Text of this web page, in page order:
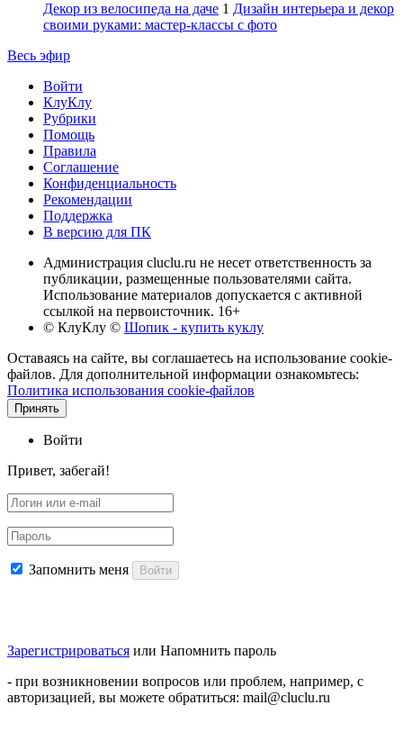
Декор из велосипеда на даче 1 Дизайн интерьера и декор
своими руками: мастер-классы с фото
Весь эфир
Войти
КлуКлу
Рубрики
Помощь
Правила
Соглашение
Конфиденциальность
Рекомендации
Поддержка
В версию для ПК
Администрация cluclu.ru не несет ответственность за
публикации, размещенные пользователями сайта.
Использование материалов допускается с активной
ссылкой на первоисточник. 16+
© КлуКлу © Шопик - купить куклу
Оставаясь на сайте, вы соглашаетесь на использование cookie-
файлов. Для дополнительной информации ознакомьтесь:
Политика использования cookie-файлов
Принять
Войти
Привет, забегай!
Запомнить меня Войти
Зарегистрироваться или Напомнить пароль
- при возникновении вопросов или проблем, например, с
авторизацией, вы можете обратиться: mail@cluclu.ru